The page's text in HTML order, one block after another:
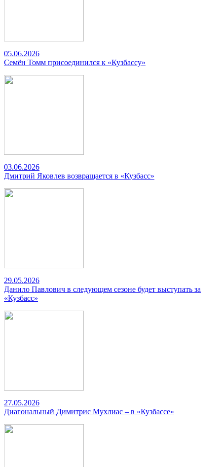
05.06.2026
Семён Томм присоединился к «Кузбассу»
03.06.2026
Дмитрий Яковлев возвращается в «Кузбасс»
29.05.2026
Данило Павлович в следующем сезоне будет выступать за
«Кузбасс»
27.05.2026
Диагональный Димитрис Мухлиас – в «Кузбассе»